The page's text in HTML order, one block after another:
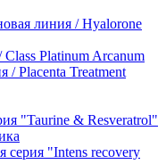
линия / Hyalorone
Platinum Arcanum
/ Placenta Treatment
"Taurine & Resveratrol"
серия "Intens recovery